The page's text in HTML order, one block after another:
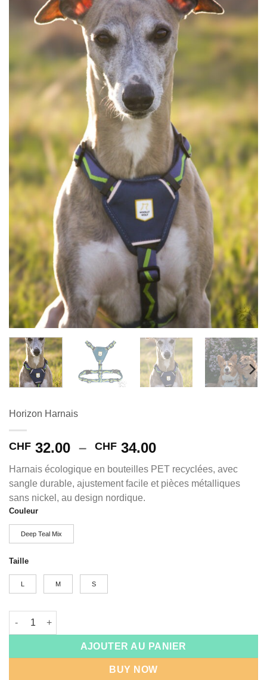
Horizon Harnais
CHF 32.00 – CHF 34.00Plage
de
prix :
CHF 32.00
Harnais écologique en bouteilles PET recyclées, avec
sangle durable, ajustement facile et pièces métalliques
sans nickel, au design nordique.
Couleur
Deep Teal Mix
Taille
M S
AJOUTER AU PANIER
BUY NOW
Alternative: